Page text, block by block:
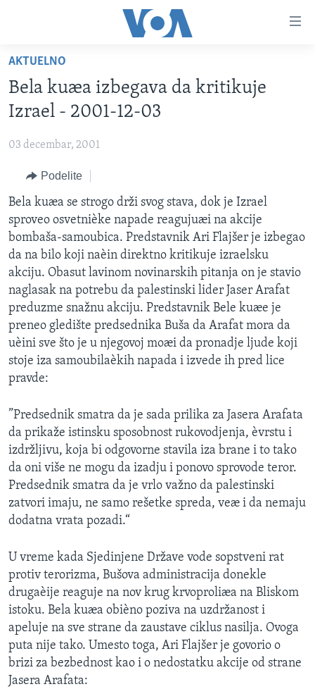
glavni
sadržaj
Idi
na
glavnu
pretragu
NASLOVNA
RUBRIKE
BALKAN
GLOBALNE TEME
EKONOMIJA
NAUKA I TEHNOLOGIJA
MEDICINA
KULTURA
DRUŠTVO
SPORT
INTERVJU
OTVORENI STUDIO
IZ AMERIKE
PRATITE NAS
Jezici
AKTUELNO
Bela kuæa izbegava da kritikuje
Izrael - 2001-12-03
03 decembar, 2001
Podelite
Bela kuæa se strogo drži svog stava, dok je Izrael
sproveo osvetnièke napade reagujuæi na akcije
bombaša-samoubica. Predstavnik Ari Flajšer je izbegao
da na bilo koji naèin direktno kritikuje izraelsku
akciju. Obasut lavinom novinarskih pitanja on je stavio
naglasak na potrebu da palestinski lider Jaser Arafat
preduzme snažnu akciju. Predstavnik Bele kuæe je
preneo gledište predsednika Buša da Arafat mora da
uèini sve što je u njegovoj moæi da pronadje ljude koji
stoje iza samoubilaèkih napada i izvede ih pred lice
pravde:
”Predsednik smatra da je sada prilika za Jasera Arafata
da prikaže istinsku sposobnost rukovodjenja, èvrstu i
izdržljivu, koja bi odgovorne stavila iza brane i to tako
da oni više ne mogu da izadju i ponovo sprovode teror.
Predsednik smatra da je vrlo važno da palestinski
zatvori imaju, ne samo rešetke spreda, veæ i da nemaju
dodatna vrata pozadi.“
U vreme kada Sjedinjene Države vode sopstveni rat
protiv terorizma, Bušova administracija donekle
drugaèije reaguje na nov krug krvoproliæa na Bliskom
istoku. Bela kuæa obièno poziva na uzdržanost i
apeluje na sve strane da zaustave ciklus nasilja. Ovoga
puta nije tako. Umesto toga, Ari Flajšer je govorio o
brizi za bezbednost kao i o nedostatku akcije od strane
Jasera Arafata: